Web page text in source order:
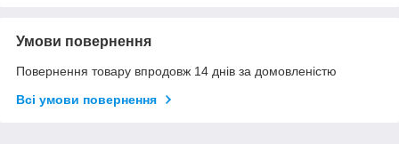
Умови повернення
Повернення товару впродовж 14 днів за домовленістю
Всі умови повернення